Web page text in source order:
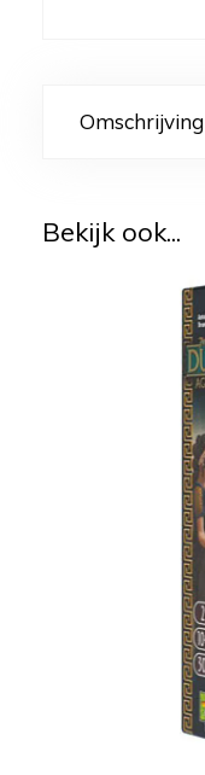
Omschrijving
Bekijk ook...